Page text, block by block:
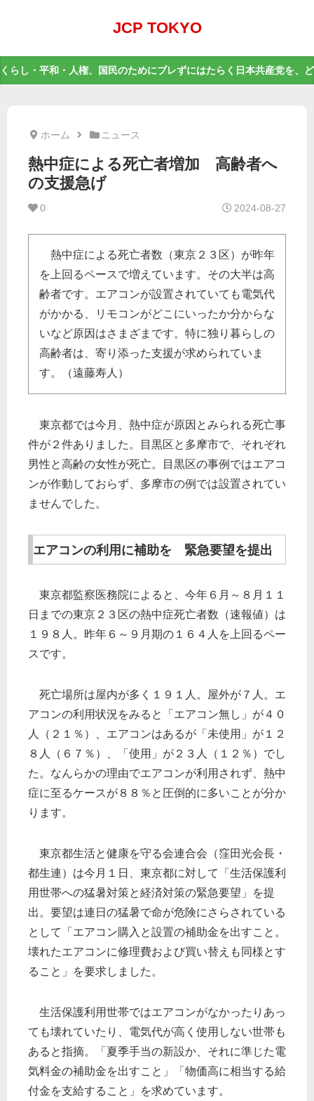
JCP TOKYO
くらし・平和・人権、国民のためにブレずにはたらく日本共産党を、
ホーム ニュース
熱中症による死亡者増加 高齢者へ
の支援急げ
0 2024-08-27
熱中症による死亡者数（東京２３区）が昨年
を上回るペースで増えています。その大半は高
齢者です。エアコンが設置されていても電気代
がかかる、リモコンがどこにいったか分からな
いなど原因はさまざまです。特に独り暮らしの
高齢者は、寄り添った支援が求められていま
す。（遠藤寿人）
東京都では今月、熱中症が原因とみられる死亡事
件が２件ありました。目黒区と多摩市で、それぞれ
男性と高齢の女性が死亡。目黒区の事例ではエアコ
ンが作動しておらず、多摩市の例では設置されてい
ませんでした。
エアコンの利用に補助を 緊急要望を提出
東京都監察医務院によると、今年６月～８月１１
日までの東京２３区の熱中症死亡者数（速報値）は
１９８人。昨年６～９月期の１６４人を上回るペー
スです。
死亡場所は屋内が多く１９１人。屋外が７人。エ
アコンの利用状況をみると「エアコン無し」が４０
人（２１％）、エアコンはあるが「未使用」が１２
８人（６７％）、「使用」が２３人（１２％）でし
た。なんらかの理由でエアコンが利用されず、熱中
症に至るケースが８８％と圧倒的に多いことが分か
ります。
東京都生活と健康を守る会連合会（窪田光会長・
都生連）は今月１日、東京都に対して「生活保護利
用世帯への猛暑対策と経済対策の緊急要望」を提
出。要望は連日の猛暑で命が危険にさらされている
として「エアコン購入と設置の補助金を出すこと。
壊れたエアコンに修理費および買い替えも同様とす
ること」を要求しました。
生活保護利用世帯ではエアコンがなかったりあっ
ても壊れていたり、電気代が高く使用しない世帯も
あると指摘。「夏季手当の新設か、それに準じた電
気料金の補助金を出すこと」「物価高に相当する給
付金を支給すること」を求めています。